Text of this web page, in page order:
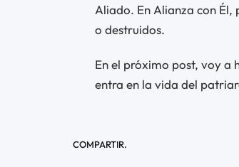
Aliado. En Alianza con Él,
o destruidos.
En el próximo post, voy a
entra en la vida del
COMPARTIR.